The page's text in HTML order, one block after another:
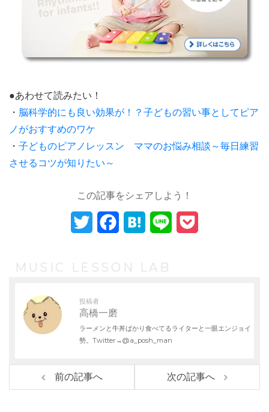
●あわせて読みたい！
・ 脳科学的にも良い効果が！？子どもの習い事としてピア
ノがおすすめのワケ
・ 子どものピアノレッスン ママのお悩み相談～毎日練習
させるコツが知りたい～
この記事をシェアしよう！
i
t
e
c
o
H
a
t
MUSIC LESSON LAB
投稿者
高橋一磨
ラーメンと牛丼ばかり食べてるライターと一眼エンジョイ
勢。Twitter→@a_posh_man
前の記事へ 次の記事へ